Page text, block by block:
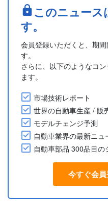
トゼロを達成するための
・駐車場と地上設置型太....
このニュース
す。
会員登録いただくと、期
す。
さらに、以下のようなコ
ます。
市場技術レポート
世界の自動車生産 / 販
モデルチェンジ予測
自動車業界の最新ニュ
自動車部品 300品目の
今すぐ会員